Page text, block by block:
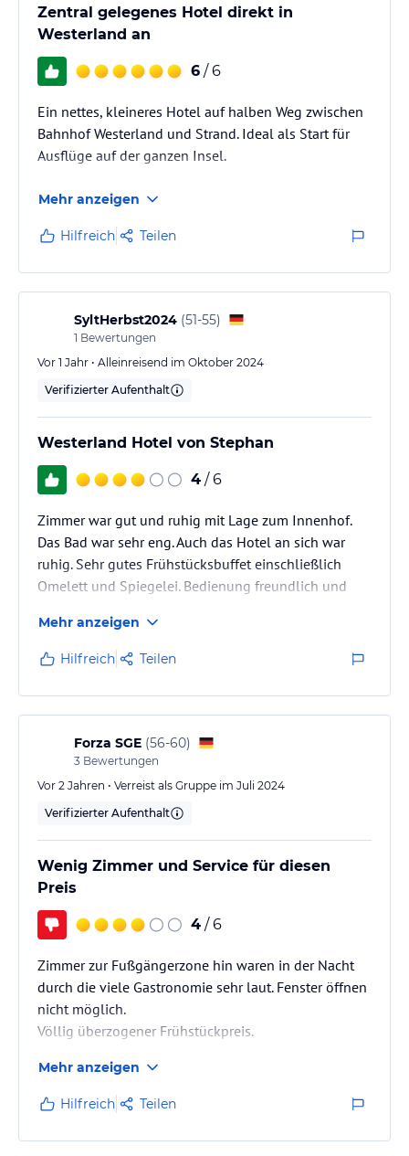
atemberaubende Natur und die malerischen Wanderwege in der
Umgebung laden zu ausgedehnten Spaziergängen und
Wanderungen ein. Parkplätze stehen kostenfrei zur Verfügung, so
dass Sie Ihr Auto sicher abstellen können.
Hinweis: Verfasst von HolidayCheck mit Hilfe von KI. Alle
Angaben ohne Gewähr. Bitte lies vor der Buchung die
verbindlichenAngebotsdetailsdes jeweiligen Veranstalters.
Zentral gelegenes Hotel direkt in
Westerland an
6 / 6
Ein nettes, kleineres Hotel auf halben Weg zwischen
Bahnhof Westerland und Strand. Ideal als Start für
Ausflüge auf der ganzen Insel.
Mehr anzeigen
Hilfreich Teilen
SyltHerbst2024 (51-55)
1 Bewertungen
Vor 1 Jahr • Alleinreisend im Oktober 2024
Verifizierter Aufenthalt
Westerland Hotel von Stephan
4 / 6
Zimmer war gut und ruhig mit Lage zum Innenhof.
Das Bad war sehr eng. Auch das Hotel an sich war
ruhig. Sehr gutes Frühstücksbuffet einschließlich
Omelett und Spiegelei. Bedienung freundlich und
besetzt bis alle Gäste abends da waren. Heizung
wurde nachts sehr gedrosselt, so dass ich da leider
gefroren habe.
Mehr anzeigen
Hilfreich Teilen
Forza SGE (56-60)
3 Bewertungen
Vor 2 Jahren • Verreist als Gruppe im Juli 2024
Verifizierter Aufenthalt
Wenig Zimmer und Service für diesen
Preis
4 / 6
Zimmer zur Fußgängerzone hin waren in der Nacht
durch die viele Gastronomie sehr laut. Fenster öffnen
nicht möglich.
Völlig überzogener Frühstückpreis.
Positiv kurzer Weg zum Strand.
Mehr anzeigen
Hilfreich Teilen